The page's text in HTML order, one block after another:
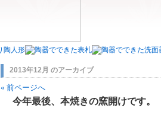
2013年12月 のアーカイブ
« 前ページへ
今年最後、本焼きの窯開けです。